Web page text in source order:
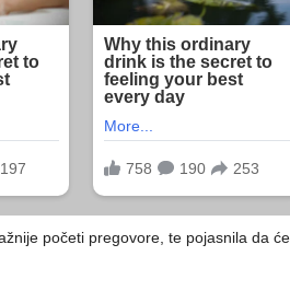
početi pregovore, te pojasnila da